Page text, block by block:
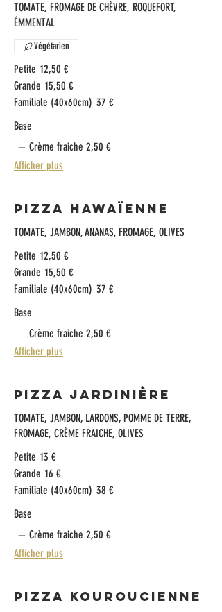
TOMATE, FROMAGE DE CHÈVRE, ROQUEFORT,
ÉMMENTAL
Petite 12,50 €
Grande 15,50 €
Familiale (40x60cm) 37 €
Végétarien
Base
Crème fraiche 2,50 €
Afficher plus
Pizza Hawaïenne
TOMATE, JAMBON, ANANAS, FROMAGE, OLIVES
Petite 12,50 €
Grande 15,50 €
Familiale (40x60cm) 37 €
Base
Crème fraiche 2,50 €
Afficher plus
Pizza Jardinière
TOMATE, JAMBON, LARDONS, POMME DE TERRE,
FROMAGE, CRÈME FRAICHE, OLIVES
Petite 13 €
Grande 16 €
Familiale (40x60cm) 38 €
Base
Crème fraiche 2,50 €
Afficher plus
Pizza Kouroucienne